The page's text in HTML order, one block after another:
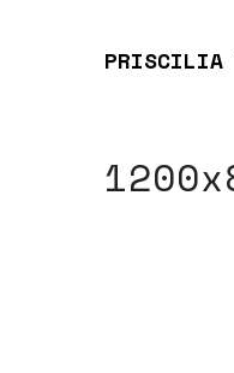
PRISCILIA